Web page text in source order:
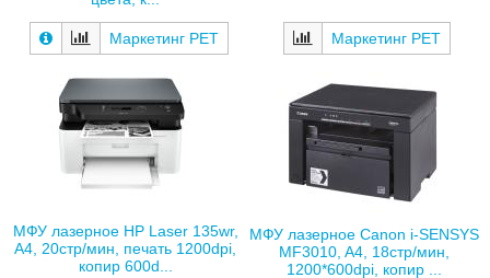
Маркетинг РЕТ Маркетинг РЕТ
МФУ лазерное HP Laser 135wr,
A4, 20стр/мин, печать 1200dpi,
копир 600d...
МФУ лазерное Canon i-SENSYS
MF3010, A4, 18стр/мин,
1200*600dpi, копир ...